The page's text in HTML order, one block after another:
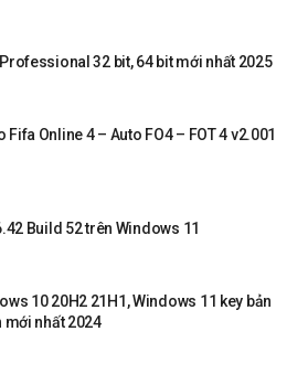
32 bit, 64 bit mới nhất 2025
Fifa Online 4 – Auto FO4 – FOT 4 v2.001
Build 52 trên Windows 11
10 20H2 21H1, Windows 11 key bản
mới nhất 2024